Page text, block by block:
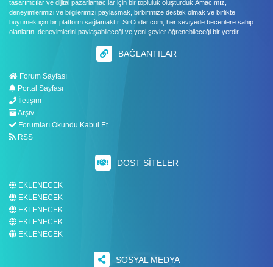
tasarımcılar ve dijital pazarlamacılar için bir topluluk oluşturduk.Amacımız,
deneyimlerimizi ve bilgilerimizi paylaşmak, birbirimize destek olmak ve birlikte
büyümek için bir platform sağlamaktır. SirCoder.com, her seviyede becerilere sahip
olanların, deneyimlerini paylaşabileceği ve yeni şeyler öğrenebileceği bir yerdir..
BAĞLANTILAR
Forum Sayfası
Portal Sayfası
İletişim
Arşiv
Forumları Okundu Kabul Et
RSS
DOST SITELER
EKLENECEK
EKLENECEK
EKLENECEK
EKLENECEK
EKLENECEK
SOSYAL MEDYA